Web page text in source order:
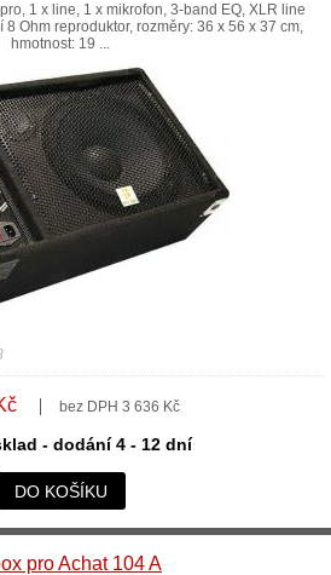
1 x line, 1 x mikrofon, 3-band EQ, XLR line
Ohm reproduktor, rozměry: 36 x 56 x 37 cm,
hmotnost: 19 ...
bez DPH 3 636 Kč
- dodání 4 - 12 dní
DO KOŠÍKU
pro Achat 104 A